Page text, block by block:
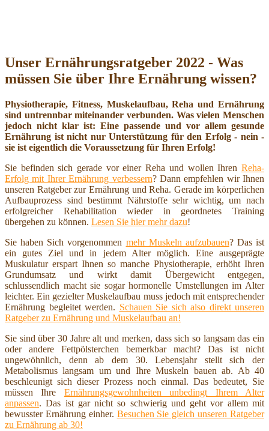
Unser Ernährungsratgeber 2022 - Was
müssen Sie über Ihre Ernährung wissen?
Physiotherapie, Fitness, Muskelaufbau, Reha und Ernährung
sind untrennbar miteinander verbunden. Was vielen Menschen
jedoch nicht klar ist: Eine passende und vor allem gesunde
Ernährung ist nicht nur Unterstützung für den Erfolg - nein -
sie ist eigentlich die Voraussetzung für Ihren Erfolg!
Sie befinden sich gerade vor einer Reha und wollen Ihren Reha-
Erfolg mit Ihrer Ernährung verbessern? Dann empfehlen wir Ihnen
unseren Ratgeber zur Ernährung und Reha. Gerade im körperlichen
Aufbauprozess sind bestimmt Nährstoffe sehr wichtig, um nach
erfolgreicher Rehabilitation wieder in geordnetes Training
übergehen zu können. Lesen Sie hier mehr dazu!
Sie haben Sich vorgenommen mehr Muskeln aufzubauen? Das ist
ein gutes Ziel und in jedem Alter möglich. Eine ausgeprägte
Muskulatur erspart Ihnen so manche Physiotherapie, erhöht Ihren
Grundumsatz und wirkt damit Übergewicht entgegen,
schlussendlich macht sie sogar hormonelle Umstellungen im Alter
leichter. Ein gezielter Muskelaufbau muss jedoch mit entsprechender
Ernährung begleitet werden. Schauen Sie sich also direkt unseren
Ratgeber zu Ernährung und Muskelaufbau an!
Sie sind über 30 Jahre alt und merken, dass sich so langsam das ein
oder andere Fettpölsterchen bemerkbar macht? Das ist nicht
ungewöhnlich, denn ab dem 30. Lebensjahr stellt sich der
Metabolismus langsam um und Ihre Muskeln bauen ab. Ab 40
beschleunigt sich dieser Prozess noch einmal. Das bedeutet, Sie
müssen Ihre Ernährungsgewohnheiten unbedingt Ihrem Alter
anpassen. Das ist gar nicht so schwierig und geht vor allem mit
bewusster Ernährung einher. Besuchen Sie gleich unseren Ratgeber
zu Ernährung ab 30!